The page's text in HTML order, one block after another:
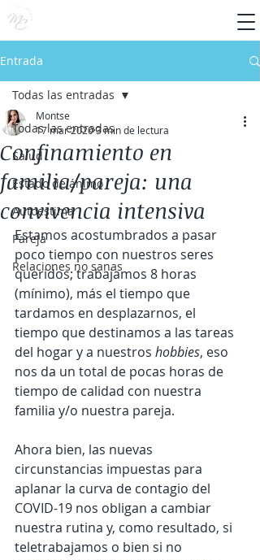
Entrada
Todas las entradas
Salud
Estado de ánimo
Autoestima
Pareja
Relaciones no sanas
Todas las entradas
Confinamiento en
familia/pareja: una
convivencia intensiva
Montse
17 mar 20203 min de lectura
Estamos acostumbrados a pasar
poco tiempo con nuestros seres
queridos; trabajamos 8 horas
(mínimo), más el tiempo que
tardamos en desplazarnos, el
tiempo que destinamos a las tareas
del hogar y a nuestros hobbies, eso
nos da un total de pocas horas de
tiempo de calidad con nuestra
familia y/o nuestra pareja.
Ahora bien, las nuevas
circunstancias impuestas para
aplanar la curva de contagio del
COVID-19 nos obligan a cambiar
nuestra rutina y, como resultado, si
teletrabajamos o bien si no